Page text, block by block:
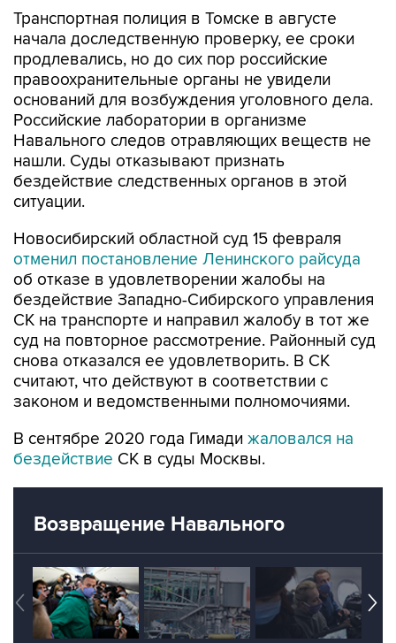
продлевались, но до сих пор российские
правоохранительные органы не увидели
оснований для возбуждения уголовного дела.
Российские лаборатории в организме
Навального следов отравляющих веществ не
нашли. Суды отказывают признать
бездействие следственных органов в этой
ситуации.
Новосибирский областной суд 15 февраля
об отказе в удовлетворении жалобы на
бездействие Западно-Сибирского управления
СК на транспорте и направил жалобу в тот же
суд на повторное рассмотрение. Районный суд
снова отказался ее удовлетворить. В СК
считают, что действуют в соответствии с
законом и ведомственными полномочиями.
В сентябре 2020 года Гимадижаловался на
Возвращение Навального